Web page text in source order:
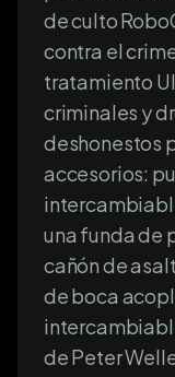
de culto
contra el
tratamiento
criminales y
deshonestos
accesorios:
una funda de
cañón de
de boca
de Peter